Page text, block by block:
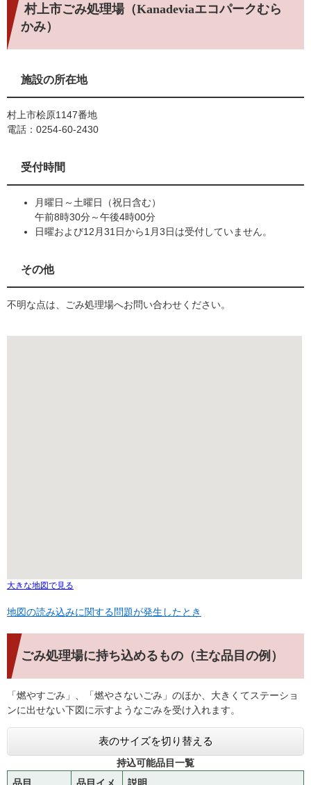
村上市ごみ処理場（Kanadeviaエコパークむら
かみ）
施設の所在地
村上市桧原1147番地
電話：0254-60-2430
受付時間
月曜日～土曜日（祝日含む）
午前8時30分～午後4時00分
日曜および12月31日から1月3日は受付していません。
その他
不明な点は、ごみ処理場へお問い合わせください。
大きな地図で見る
地図の読み込みに関する問題が発生したとき
ごみ処理場に持ち込めるもの（主な品目の例）
「燃やすごみ」、「燃やさないごみ」のほか、大きくてステーショ
ンに出せない下図に示すようなごみを受け入れます。
表のサイズを切り替える
持込可能品目一覧